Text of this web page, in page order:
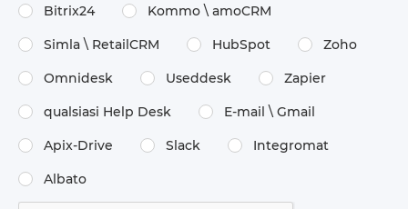
Bitrix24 Kommo \​ amoCRM
Simla \​ RetailCRM HubSpot Zoho
Omnidesk Useddesk Zapier
qualsiasi Help Desk E-mail \​ Gmail
Apix-Drive Slack Integromat
Albato